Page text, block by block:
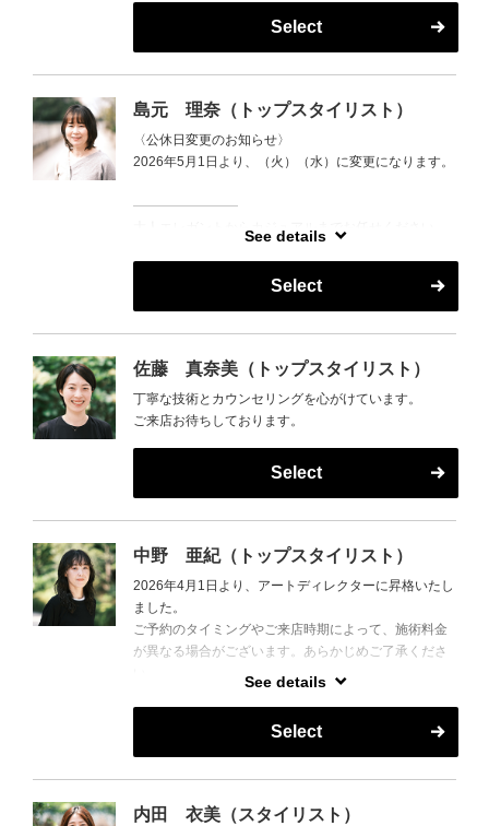
月・水・木：17:00までSelect
島元 理奈（トップスタイリスト）
〈公休日変更のお知らせ〉
2026年5月1日より、（火）（水）に変更になります。
――――――――
大人エレガントからカジュアルまでお任せください
See details
Select
佐藤 真奈美（トップスタイリスト）
丁寧な技術とカウンセリングを心がけています。
ご来店お待ちしております。
Select
中野 亜紀（トップスタイリスト）
2026年4月1日より、アートディレクターに昇格いたし
ました。
ご予約のタイミングやご来店時期によって、施術料金
が異なる場合がございます。あらかじめご了承くださ
ケ丘店に出勤しております。
――――――
カウンセリングを通じてお客様のお悩みを引き出し、
丁寧な接客を心がけてまいります。
See details
Select
内田 衣美（スタイリスト）